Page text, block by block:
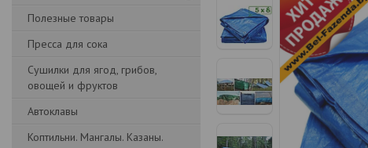
Полезные товары
Пресса для сока
Сушилки для ягод, грибов,
овощей и фруктов
Автоклавы
Коптильни. Мангалы. Казаны.